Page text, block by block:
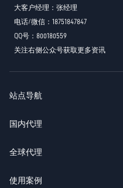
大客户经理：张经理
电话/微信：18751847847
QQ号：800180559
关注右侧公众号获取更多资讯
站点导航
国内代理
全球代理
使用案例